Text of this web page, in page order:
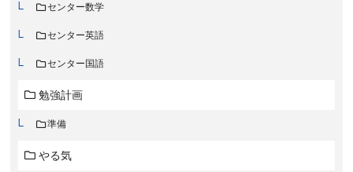
センター数学
センター英語
センター国語
勉強計画
準備
やる気